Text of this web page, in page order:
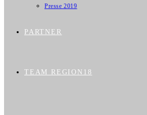
Presse 2019
PARTNER
TEAM REGION18